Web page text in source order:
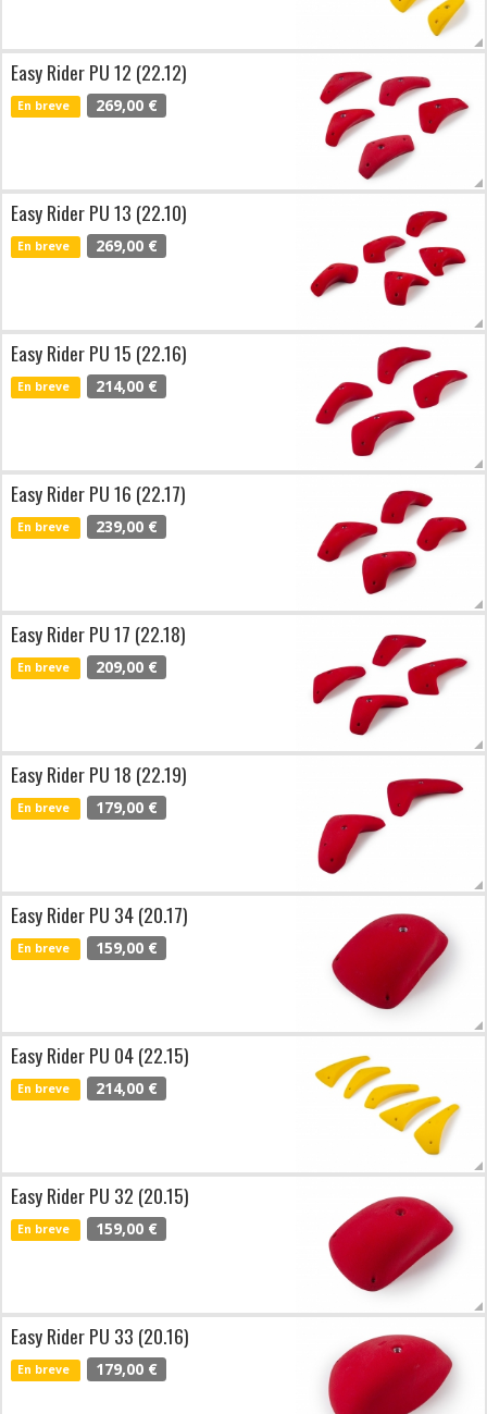
Easy Rider PU 12 (22.12)
En breve 269,00 €
Easy Rider PU 13 (22.10)
En breve 269,00 €
Easy Rider PU 15 (22.16)
En breve 214,00 €
Easy Rider PU 16 (22.17)
En breve 239,00 €
Easy Rider PU 17 (22.18)
En breve 209,00 €
Easy Rider PU 18 (22.19)
En breve 179,00 €
Easy Rider PU 34 (20.17)
En breve 159,00 €
Easy Rider PU 04 (22.15)
En breve 214,00 €
Easy Rider PU 32 (20.15)
En breve 159,00 €
Easy Rider PU 33 (20.16)
En breve 179,00 €